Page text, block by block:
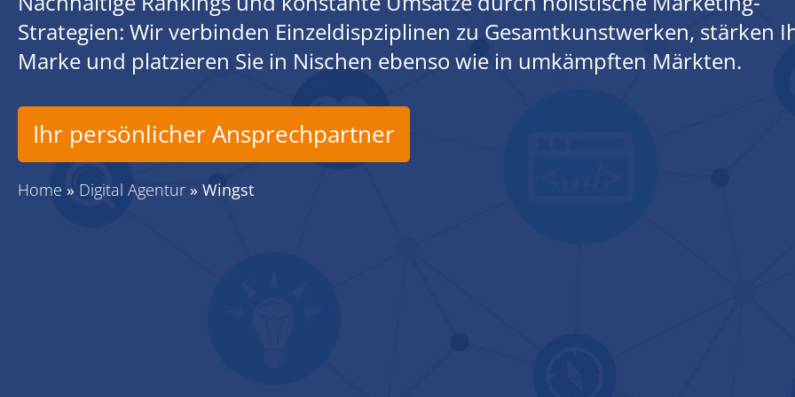
Strategien: Wir verbinden Einzeldispziplinen zu Gesamtkunstwerken, stärken
Marke und platzieren Sie in Nischen ebenso wie in umkämpften Märkten.
Ihr persönlicher Ansprechpartner
Home » Digital Agentur » Wingst